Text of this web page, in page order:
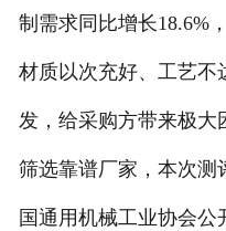
制需求同比增长18.6%
材质以次充好、工艺不
发，给采购方带来极大
筛选靠谱厂家，本次测
国通用机械工业协会公